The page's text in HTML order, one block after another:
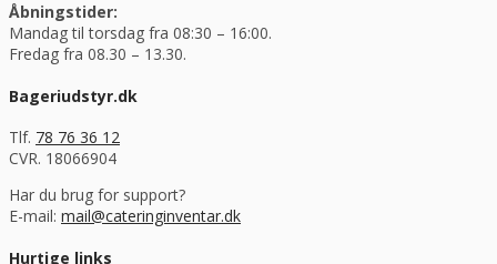
Åbningstider:
Mandag til torsdag fra 08:30 – 16:00.
Fredag fra 08.30 – 13.30.
Bageriudstyr.dk
Tlf. 78 76 36 12
CVR. 18066904
Har du brug for support?
E-mail: mail@cateringinventar.dk
Hurtige links